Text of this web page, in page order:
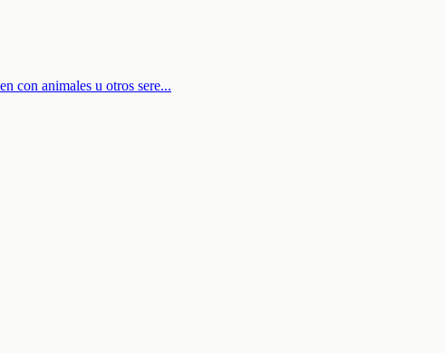
con animales u otros sere...